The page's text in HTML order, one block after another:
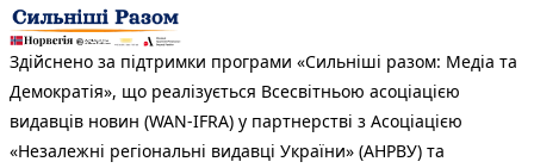
Здійснено за підтримки програми «Сильніші разом: Медіа та
Демократія», що реалізується Всесвітньою асоціацією
видавців новин (WAN-IFRA) у партнерстві з Асоціацією
«Незалежні регіональні видавці України» (АНРВУ) та